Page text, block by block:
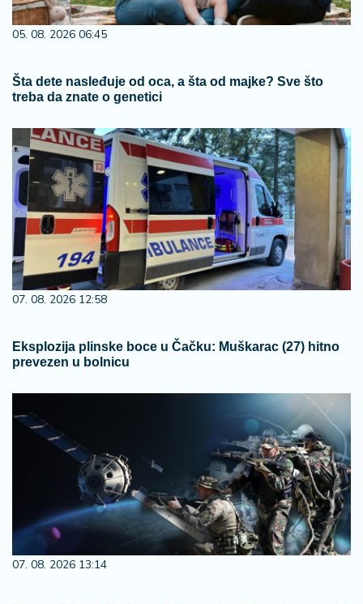
05. 08. 2026 06:45
Šta dete nasleđuje od oca, a šta od majke? Sve što
treba da znate o genetici
07. 08. 2026 12:58
Eksplozija plinske boce u Čačku: Muškarac (27) hitno
prevezen u bolnicu
07. 08. 2026 13:14